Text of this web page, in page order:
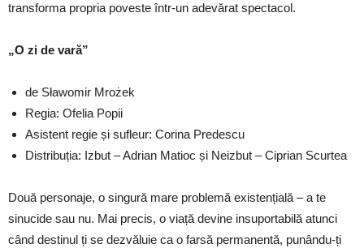
transforma propria poveste într-un adevărat spectacol.
„O zi de vară”
de Sławomir Mrożek
Regia: Ofelia Popii
Asistent regie și sufleur: Corina Predescu
Distribuția: Izbut – Adrian Matioc și Neizbut – Ciprian Scurtea
Două personaje, o singură mare problemă existențială – a te
sinucide sau nu. Mai precis, o viață devine insuportabilă atunci
când destinul ți se dezvăluie ca o farsă permanentă, punându-ți